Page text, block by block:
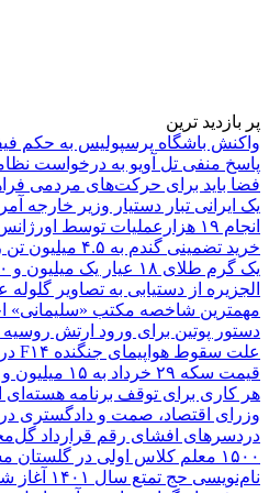
پر بازدید ترین
واکنش باشگاه پرسپولیس به حکم
پاسخ منفی تل آویو به درخواست
فضا باید برای حرکت‌های مردمی
یک ایرانی تبار دستیار وزیر خارجه
انجام ۱۹ هزارعملیات توسط اورژانس کرمانشاه/آمار بالای مزاحمت تلفنی
خرید تضمینی گندم به ۴.۵ میلیون تن رسید
یک گرم طلای ۱۸ عیار یک میلیون و ۲۱۰ هزار تومان معامله شد
الجزیره از دستیابی به تصاویر
مهمترین شاخصه مکتب
دستور پوتین برای ورود ارتش
علت سقوط هواپیمای جنگنده F۱۴ در اصفهان مشخص شد
قیمت سکه ۲۹ خرداد به ۱۵ میلیون و ۴۳۰ هزار تومان رسید
هر کاری برای توقف برنامه هسته‌ای
وزرای اقتصاد، صمت و دادگستری در جلسات
دردسرهای افشای رقم قرارداد
۱۵۰۰ معلم کلاس اولی در گلستان مشخص شدند
نام‌نویسی حج تمتع سال ۱۴۰۱ آغاز شد